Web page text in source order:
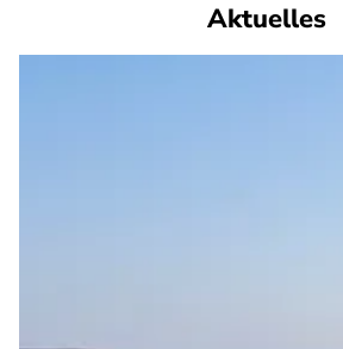
Aktuelles